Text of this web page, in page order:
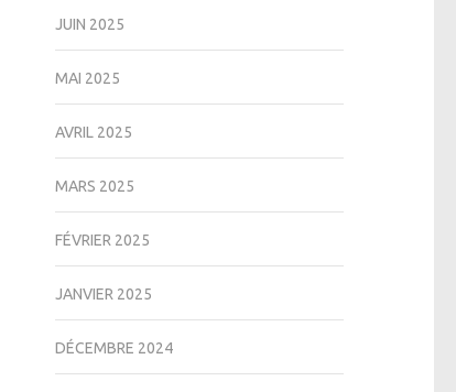
JUIN 2025
MAI 2025
AVRIL 2025
MARS 2025
FÉVRIER 2025
JANVIER 2025
DÉCEMBRE 2024